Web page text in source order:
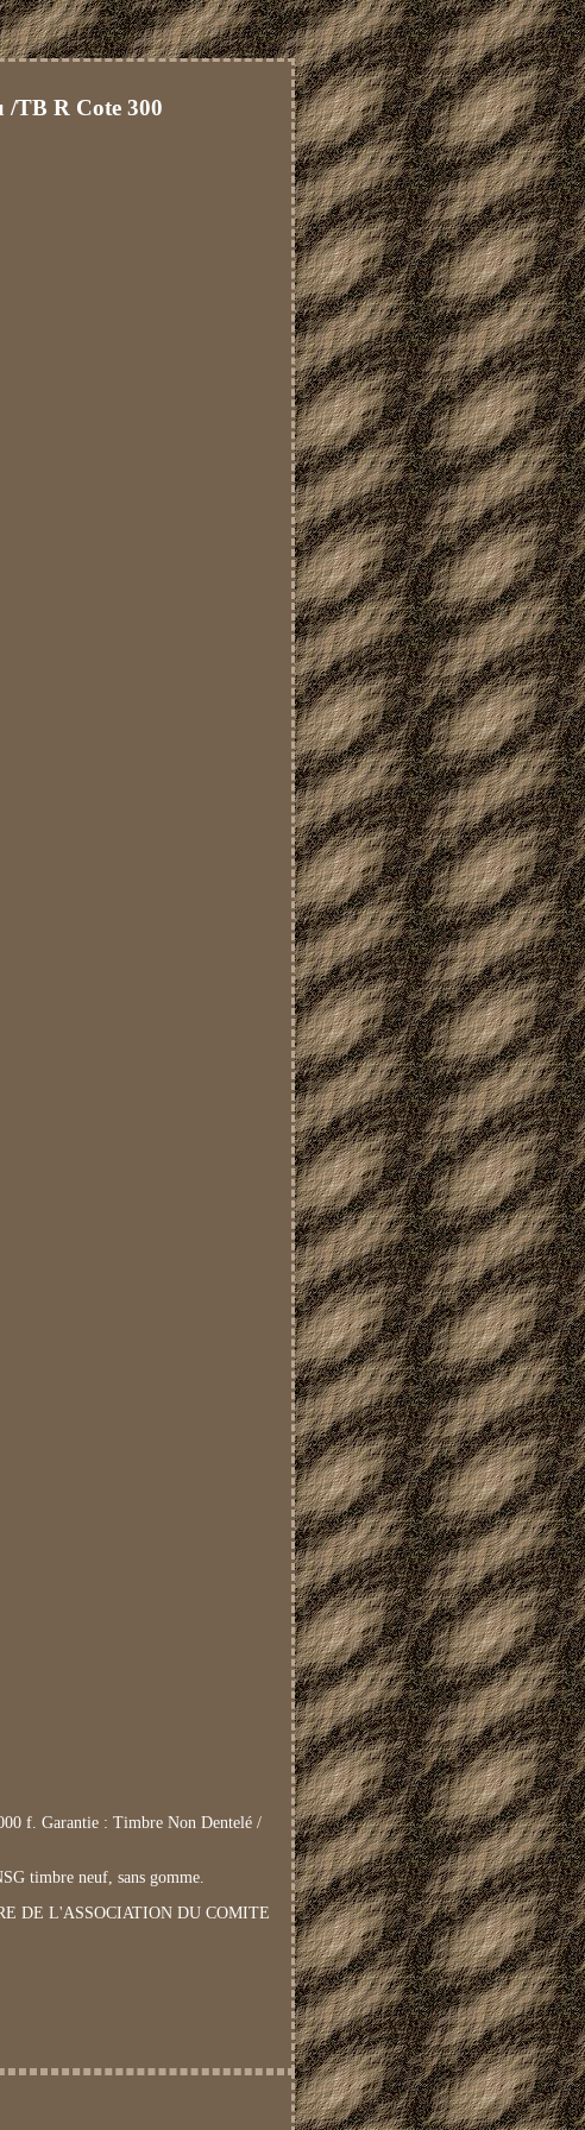
/TB R Cote 300
f. Garantie : Timbre Non Dentelé /
timbre neuf, sans gomme.
DE L'ASSOCIATION DU COMITE